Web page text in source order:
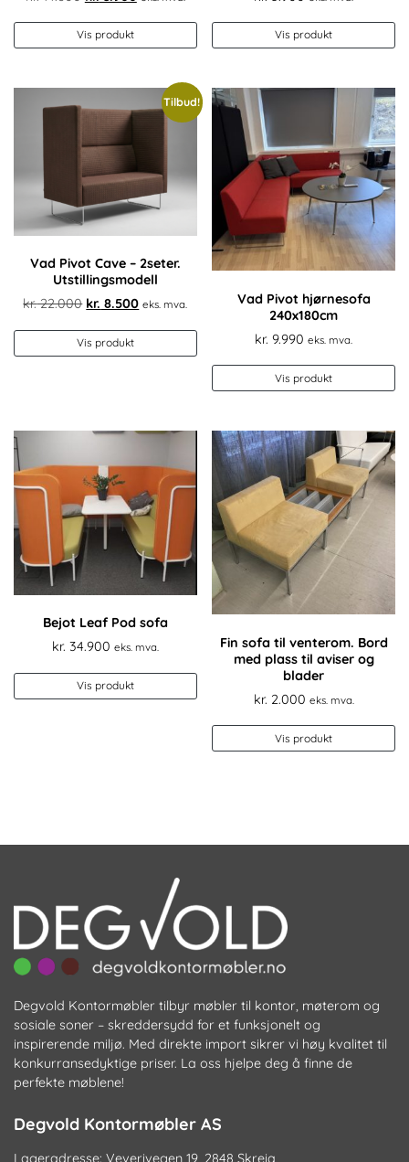
var:
kr. 14.600.kr. 5.900.
Vis produkt Vis produkt
Tilbud!
Vad Pivot Cave – 2seter.
Utstillingsmodell
kr.22.000 Opprinnelig
var:
kr. 22.000.
kr. 8.500Nåværende
kr. 8.500.
eks. mva.
Vis produkt
Vad Pivot hjørnesofa
240x180cm
kr. 9.990 eks. mva.
Vis produkt
Bejot Leaf Pod sofa
kr. 34.900 eks. mva.
Vis produkt
Fin sofa til venterom. Bord
med plass til aviser og
blader
kr. 2.000 eks. mva.
Vis produkt
Degvold Kontormøbler tilbyr møbler til kontor, møterom og
sosiale soner – skreddersydd for et funksjonelt og
inspirerende miljø. Med direkte import sikrer vi høy kvalitet til
konkurransedyktige priser. La oss hjelpe deg å finne de
perfekte møblene!
Degvold Kontormøbler AS
Lageradresse: Veverivegen 19, 2848 Skreia